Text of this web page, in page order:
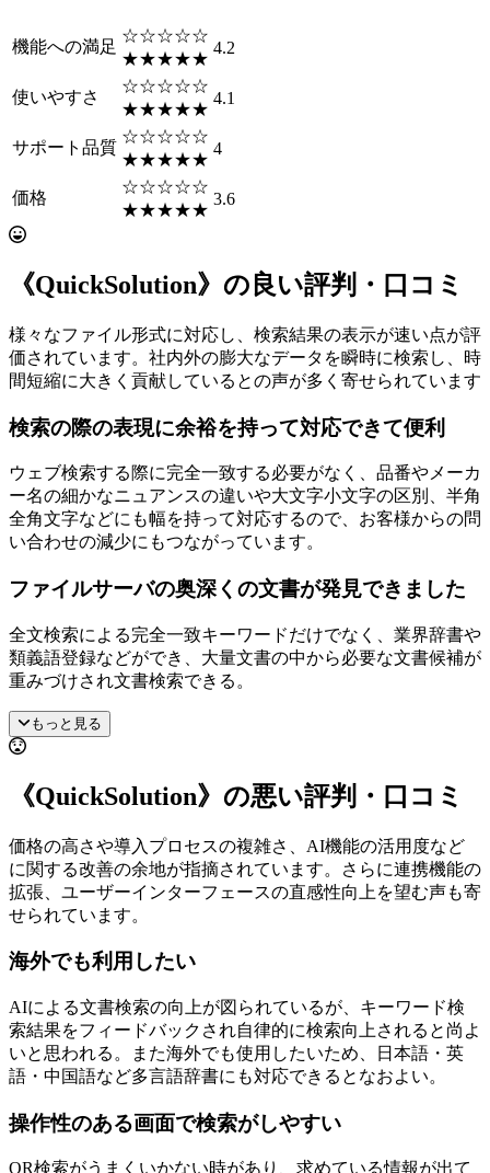
機能への満足
☆☆☆☆☆
★★★★★
4.2
使いやすさ
☆☆☆☆☆
★★★★★
4.1
サポート品質
☆☆☆☆☆
★★★★★
4
価格
☆☆☆☆☆
★★★★★
3.6
《QuickSolution》の良い評判・口コミ
様々なファイル形式に対応し、検索結果の表示が速い点が評
価されています。社内外の膨大なデータを瞬時に検索し、時
間短縮に大きく貢献しているとの声が多く寄せられています
検索の際の表現に余裕を持って対応できて便利
ウェブ検索する際に完全一致する必要がなく、品番やメーカ
ー名の細かなニュアンスの違いや大文字小文字の区別、半角
全角文字などにも幅を持って対応するので、お客様からの問
い合わせの減少にもつながっています。
ファイルサーバの奥深くの文書が発見できました
全文検索による完全一致キーワードだけでなく、業界辞書や
類義語登録などができ、大量文書の中から必要な文書候補が
重みづけされ文書検索できる。
もっと見る
《QuickSolution》の悪い評判・口コミ
価格の高さや導入プロセスの複雑さ、AI機能の活用度など
に関する改善の余地が指摘されています。さらに連携機能の
拡張、ユーザーインターフェースの直感性向上を望む声も寄
せられています。
海外でも利用したい
AIによる文書検索の向上が図られているが、キーワード検
索結果をフィードバックされ自律的に検索向上されると尚よ
いと思われる。また海外でも使用したいため、日本語・英
語・中国語など多言語辞書にも対応できるとなおよい。
操作性のある画面で検索がしやすい
OR検索がうまくいかない時があり、求めている情報が出て